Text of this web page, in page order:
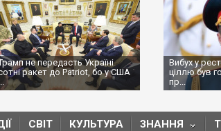
не передасть Україні
ракет до Patriot, бо у США
Вибух у
ціллю був
пр...
СВІТ КУЛЬТУРА ЗНАННЯ